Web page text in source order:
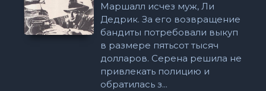
Маршалл исчез муж, Ли
Дедрик. За его возвращение
бандиты потребовали выкуп
в размере пятьсот тысяч
долларов. Серена решила не
привлекать полицию и
обратилась з...